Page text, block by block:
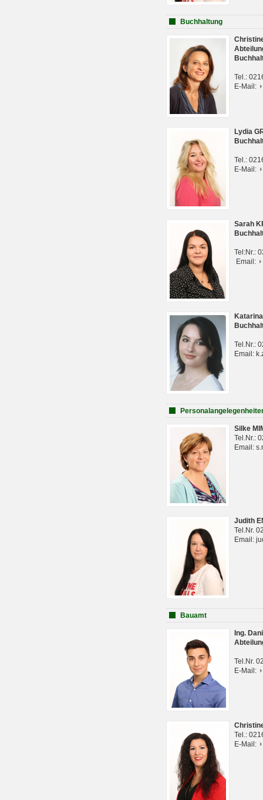
Buchhaltung
Tel.:
E-Mail:
Lydia
Tel.:
E-Mail:
Sarah
Tel:Nr.:
Email:
Tel.Nr.:
Email:
Silke
Tel.Nr.:
Email:
Judith
Tel.Nr.
Email:
Bauamt
Ing.
Tel.Nr.
E-Mail:
Tel.:
E-Mail: